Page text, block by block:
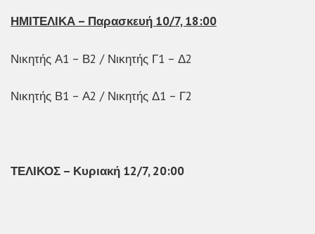
ΗΜΙΤΕΛΙΚΑ – Παρασκευή 10/7, 18:00
Νικητής Α1 – Β2 / Νικητής Γ1 – Δ2
Νικητής Β1 – Α2 / Νικητής Δ1 – Γ2
ΤΕΛΙΚΟΣ – Κυριακή 12/7, 20:00